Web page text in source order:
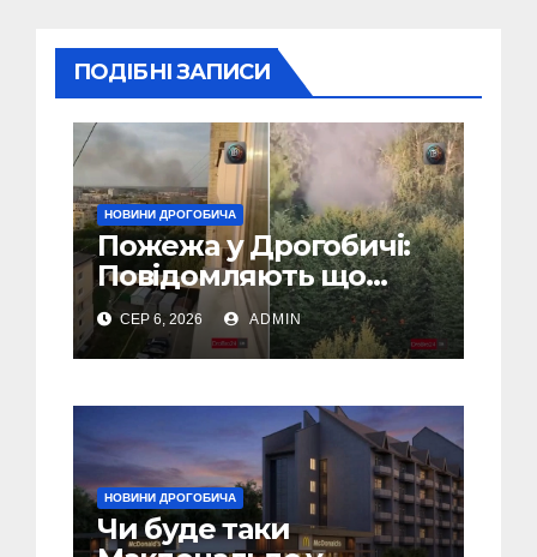
ПОДІБНІ ЗАПИСИ
НОВИНИ ДРОГОБИЧА
Пожежа у Дрогобичі:
Повідомляють що
горіло 5 гаражів
(Відео)
СЕР 6, 2026 ADMIN
НОВИНИ ДРОГОБИЧА
Чи буде таки